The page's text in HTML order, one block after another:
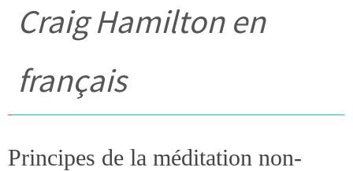
Craig Hamilton en
français
Principes de la méditation non-